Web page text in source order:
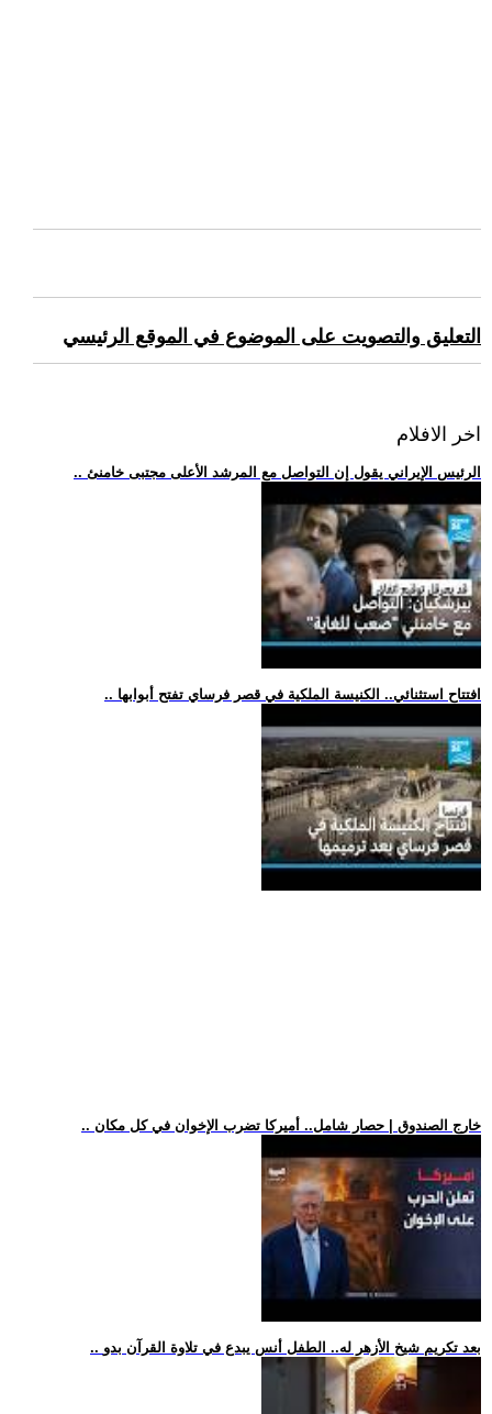
التعليق والتصويت على الموضوع في الموقع الرئيسي
اخر الافلام
.. الرئيس الإيراني يقول إن التواصل مع المرشد الأعلى مجتبى خامنئ
.. افتتاح استثنائي.. الكنيسة الملكية في قصر فرساي تفتح أبوابها
.. خارج الصندوق | حصار شامل.. أميركا تضرب الإخوان في كل مكان
.. بعد تكريم شيخ الأزهر له.. الطفل أنس يبدع في تلاوة القرآن بدو